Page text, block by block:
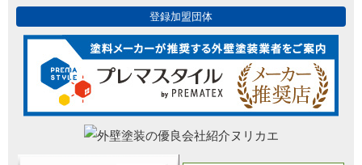
登録加盟団体